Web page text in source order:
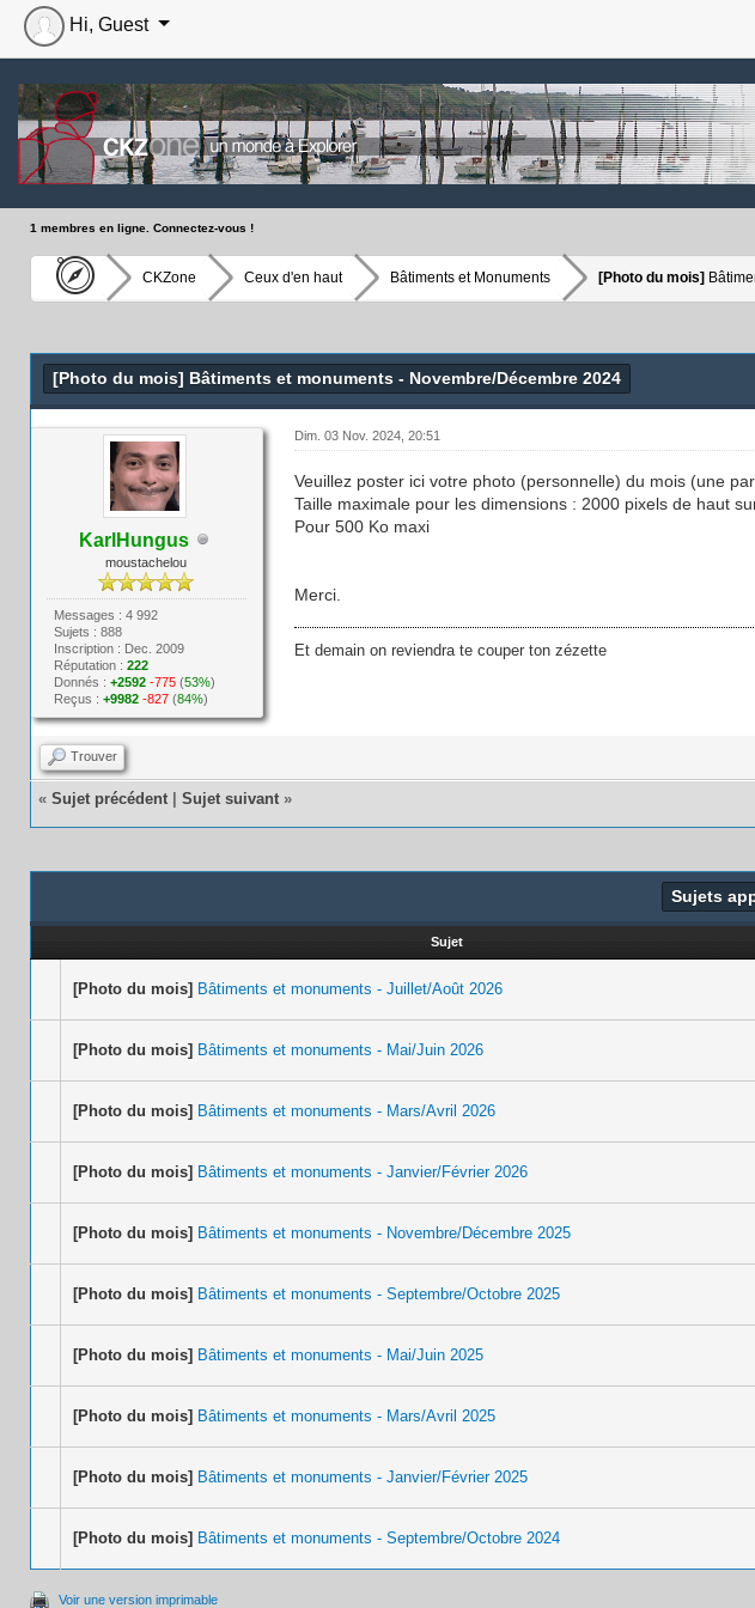
Hi, Guest
1 membres en ligne. Connectez-vous !
CKZone Ceux d'en haut Bâtiments et Monuments [Photo du mois]
[Photo du mois] Bâtiments et monuments - Novembre/Décembre 2024
KarlHungus
moustachelou
Messages : 4 992
Sujets : 888
Inscription : Dec. 2009
Réputation : 222
Donnés : +2592 -775(53%)
Reçus : +9982 -827(84%)
Dim. 03 Nov. 2024, 20:51
Veuillez poster ici votre photo (personnelle) du mois (une
Taille maximale pour les dimensions : 2000 pixels de haut
Pour 500 Ko maxi
Merci.
Et demain on reviendra te couper ton zézette
Trouver
« Sujet précédent Sujet suivant »
Sujets
Sujet
[Photo du mois] Bâtiments et monuments - Juillet/Août 2026
[Photo du mois] Bâtiments et monuments - Mai/Juin 2026
[Photo du mois] Bâtiments et monuments - Mars/Avril 2026
[Photo du mois] Bâtiments et monuments - Janvier/Février 2026
[Photo du mois] Bâtiments et monuments - Novembre/Décembre 2025
[Photo du mois] Bâtiments et monuments - Septembre/Octobre 2025
[Photo du mois] Bâtiments et monuments - Mai/Juin 2025
[Photo du mois] Bâtiments et monuments - Mars/Avril 2025
[Photo du mois] Bâtiments et monuments - Janvier/Février 2025
[Photo du mois] Bâtiments et monuments - Septembre/Octobre 2024
Voir une version imprimable